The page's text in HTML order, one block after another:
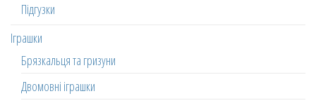
Підгузки
Іграшки
Брязкальця та гризуни
Двомовні іграшки